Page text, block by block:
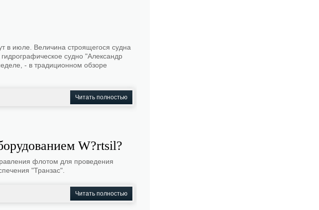
в июле. Величина строящегося судна
судно "Александр
- в традиционном обзоре
Читать полностью
W?rtsil?
флотом для проведения
"Транзас".
Читать полностью